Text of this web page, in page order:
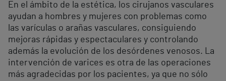
En el ámbito de la estética, los cirujanos vasculares
ayudan a hombres y mujeres con problemas como
las varículas o arañas vasculares, consiguiendo
mejoras rápidas y espectaculares y controlando
además la evolución de los desórdenes venosos. La
intervención de varices es otra de las operaciones
más agradecidas por los pacientes, ya que no sólo